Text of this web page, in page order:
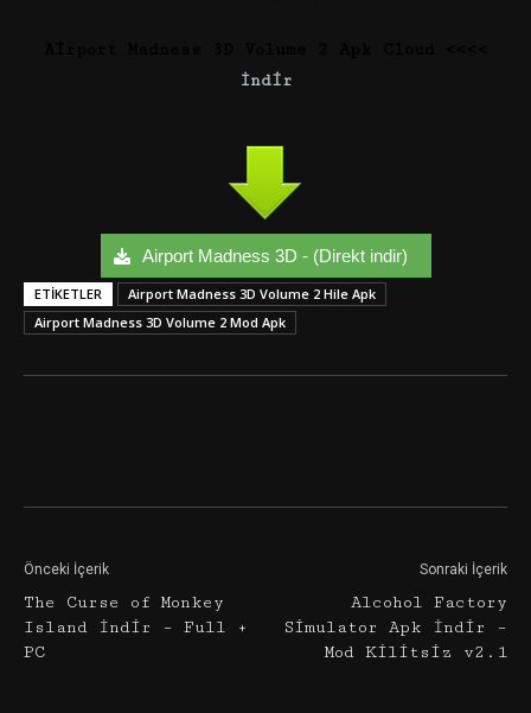
İndir
Airport Madness 3D - (Direkt indir)
ETIKETLER
Airport Madness 3D Volume 2 Hile Apk
Airport Madness 3D Volume 2 Mod Apk
Önceki İçerik
The Curse of Monkey
Island İndir – Full +
PC
Sonraki İçerik
Alcohol Factory
Simulator Apk İndir –
Mod Kilitsiz v2.1